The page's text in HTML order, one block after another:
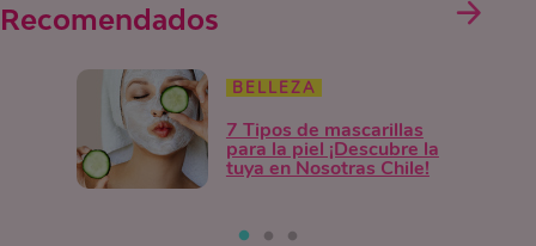
Recomendados
BELLEZA
7 Tipos de mascarillas
para la piel ¡Descubre la
tuya en Nosotras Chile!